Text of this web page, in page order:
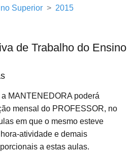
Superior
2015
de Trabalho do Ensino
MANTENEDORA poderá
mensal do PROFESSOR, no
em que o mesmo esteve
atividade e demais
a estas aulas.